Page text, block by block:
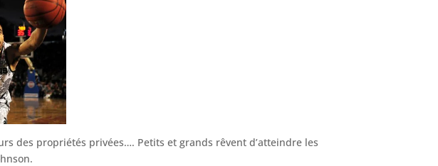
des propriétés privées…. Petits et grands rêvent d’atteindre les